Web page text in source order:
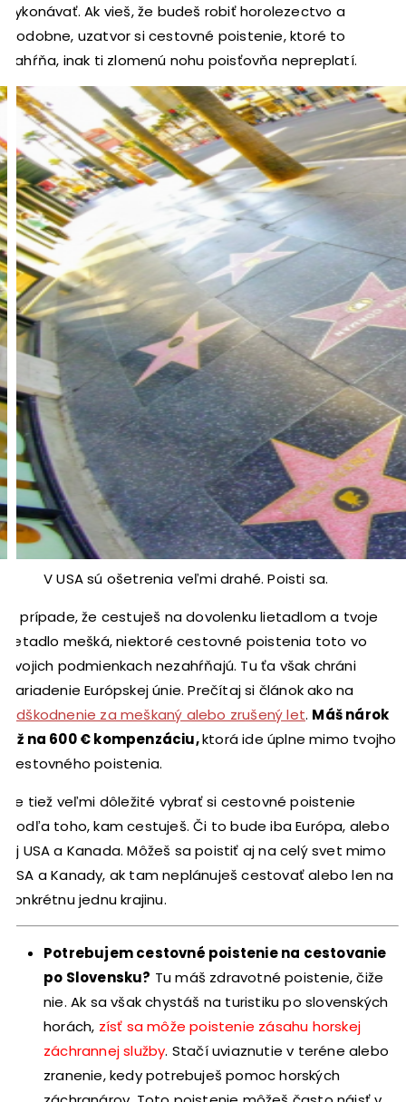
vykonávať. Ak vieš, že budeš robiť horolezectvo a
podobne, uzatvor si cestovné poistenie, ktoré to
zahŕňa, inak ti zlomenú nohu poisťovňa nepreplatí.
V USA sú ošetrenia veľmi drahé. Poisti sa.
V prípade, že cestuješ na dovolenku lietadlom a tvoje
lietadlo mešká, niektoré cestovné poistenia toto vo
svojich podmienkach nezahŕňajú. Tu ťa však chráni
nariadenie Európskej únie. Prečítaj si článok ako na
odškodnenie za meškaný alebo zrušený let. Máš nárok
až na 600 € kompenzáciu,ktorá ide úplne mimo tvojho
cestovného poistenia.
Je tiež veľmi dôležité vybrať si cestovné poistenie
podľa toho, kam cestuješ. Či to bude iba Európa, alebo
aj USA a Kanada. Môžeš sa poistiť aj na celý svet mimo
USA a Kanady, ak tam neplánuješ cestovať alebo len na
konkrétnu jednu krajinu.
Potrebujem cestovné poistenie na cestovanie
po Slovensku? Tu máš zdravotné poistenie, čiže
nie. Ak sa však chystáš na turistiku po slovenských
horách, zísť sa môže poistenie zásahu horskej
záchrannej služby. Stačí uviaznutie v teréne alebo
zranenie, kedy potrebuješ pomoc horských